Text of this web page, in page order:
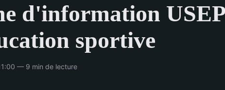
d'information USEP
sportive
— 9 min de lecture